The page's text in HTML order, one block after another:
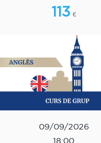
113 €
09/09/2026
18:00